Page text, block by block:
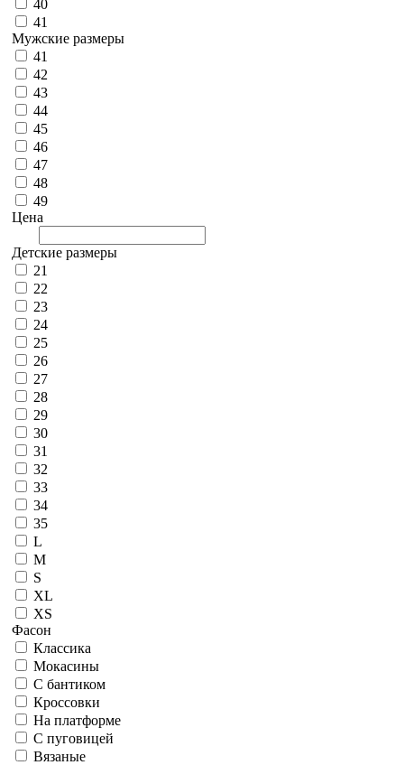
40
41
Мужские размеры
41
42
43
44
45
46
47
48
49
Цена
Детские размеры
21
22
23
24
25
26
27
28
29
30
31
32
33
34
35
L
M
S
XL
XS
Фасон
Классика
Мокасины
С бантиком
Кроссовки
На платформе
С пуговицей
Вязаные